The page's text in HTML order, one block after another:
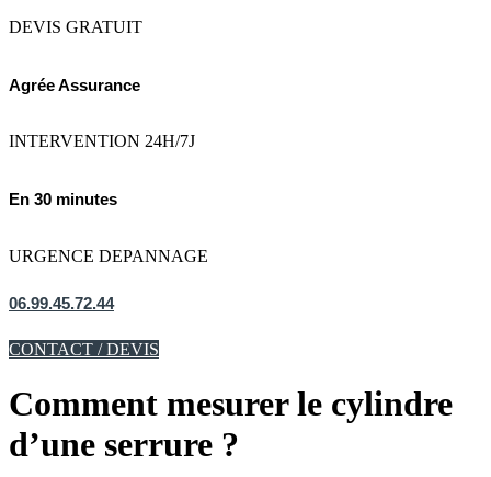
DEVIS GRATUIT
Agrée Assurance
INTERVENTION 24H/7J
En 30 minutes
URGENCE DEPANNAGE
06.99.45.72.44
CONTACT / DEVIS
Comment mesurer le cylindre
d’une serrure ?